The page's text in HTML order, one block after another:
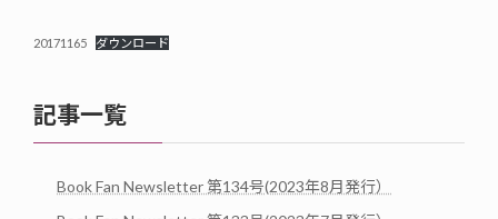
20171165 ダウンロード
記事一覧
Book Fan Newsletter 第134号(2023年8月発行）